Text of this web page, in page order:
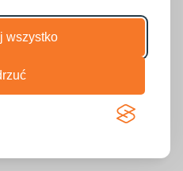
wszystko